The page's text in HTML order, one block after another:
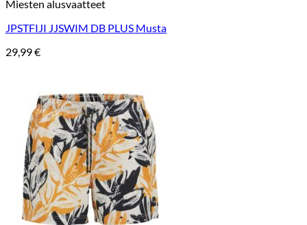
Miesten alusvaatteet
JPSTFIJI JJSWIM DB PLUS Musta
29,99€